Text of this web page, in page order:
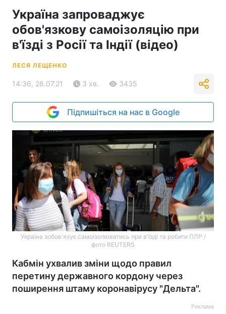
Україна запроваджує
обов'язкову самоізоляцію при
в'їзді з Росії та Індії (відео)
ЛЕСЯ ЛЕЩЕНКО
14:36, 28.07.21 3 хв. 3435
Підпишіться на нас в Google
Україна зобов'язує самоізолюватись при в'їзді та робити ПЛР /
фото REUTERS
Кабмін ухвалив зміни щодо правил
перетину державного кордону через
поширення штаму коронавірусу "Дельта".
Реклама